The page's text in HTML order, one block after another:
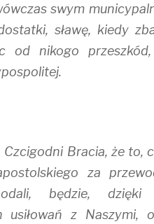
swym
sławę, kiedy
od nikogo
Bracia, że to,
za
będzie, dzięki
usiłowań z Naszymi,